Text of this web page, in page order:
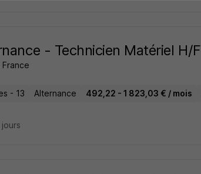
- Technicien Matériel H/F
France
- 13 Alternance 492,22 - 1 823,03 € / mois